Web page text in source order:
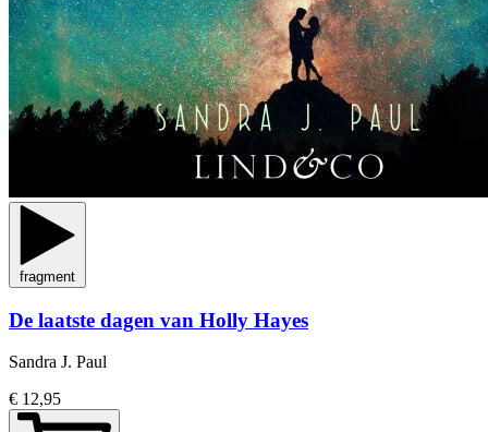
fragment
De laatste dagen van Holly Hayes
Sandra J. Paul
€ 12,95